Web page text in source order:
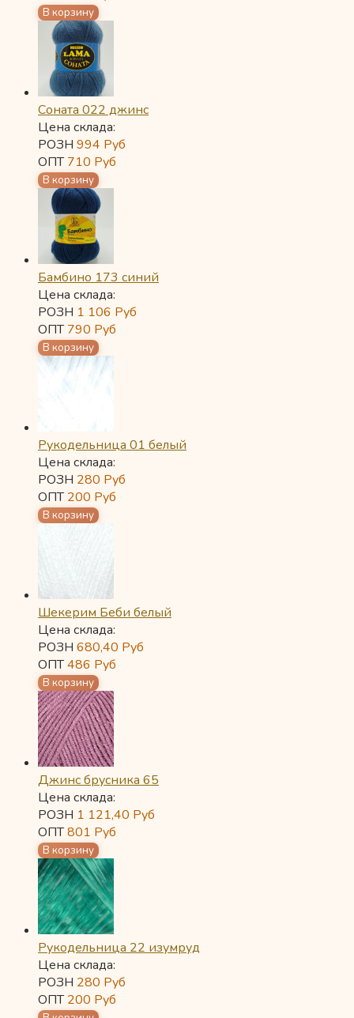
Соната 022 джинс
Цена склада:
РОЗН 994 Руб
ОПТ710 Руб
Бамбино 173 синий
Цена склада:
РОЗН 1 106 Руб
ОПТ790 Руб
Рукодельница 01 белый
Цена склада:
РОЗН 280 Руб
ОПТ200 Руб
Шекерим Беби белый
Цена склада:
РОЗН 680,40 Руб
ОПТ486 Руб
Джинс брусника 65
Цена склада:
РОЗН 1 121,40 Руб
ОПТ801 Руб
Рукодельница 22 изумруд
Цена склада:
РОЗН 280 Руб
ОПТ200 Руб